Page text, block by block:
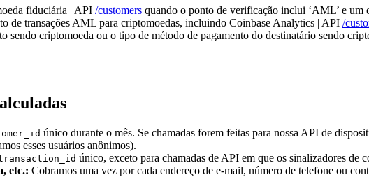
fiduciária | API /customers quando o ponto de verificação inclui ‘AML’ e um
de transações AML para criptomoedas, incluindo Coinbase Analytics | API /
sendo criptomoeda ou o tipo de método de pagamento do destinatário sendo
único durante o mês. Se chamadas forem feitas para nossa API de
esses usuários anônimos).
único, exceto para chamadas de API em que os sinalizadores de
etc.: Cobramos uma vez por cada endereço de e-mail, número de telefone ou